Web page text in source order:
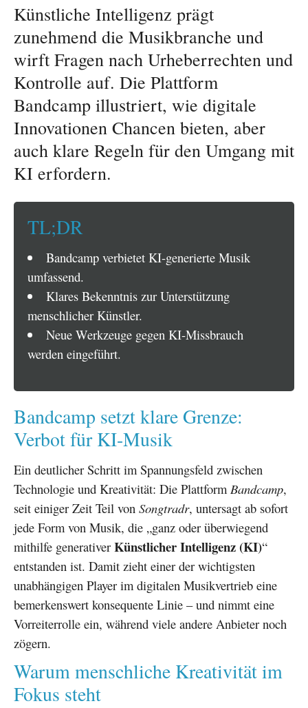
Künstliche Intelligenz prägt
zunehmend die Musikbranche und
wirft Fragen nach Urheberrechten und
Kontrolle auf. Die Plattform
Bandcamp illustriert, wie digitale
Innovationen Chancen bieten, aber
auch klare Regeln für den Umgang mit
KI erfordern.
TL;DR
Bandcamp verbietet KI-generierte Musik
umfassend.
Klares Bekenntnis zur Unterstützung
menschlicher Künstler.
Neue Werkzeuge gegen KI-Missbrauch
werden eingeführt.
Bandcamp setzt klare Grenze:
Verbot für KI-Musik
Ein deutlicher Schritt im Spannungsfeld zwischen
Technologie und Kreativität: Die Plattform Bandcamp,
seit einiger Zeit Teil von Songtradr, untersagt ab sofort
jede Form von Musik, die „ganz oder überwiegend
mithilfe generativer Künstlicher Intelligenz (KI)“
entstanden ist. Damit zieht einer der wichtigsten
unabhängigen Player im digitalen Musikvertrieb eine
bemerkenswert konsequente Linie – und nimmt eine
Vorreiterrolle ein, während viele andere Anbieter noch
zögern.
Warum menschliche Kreativität im
Fokus steht